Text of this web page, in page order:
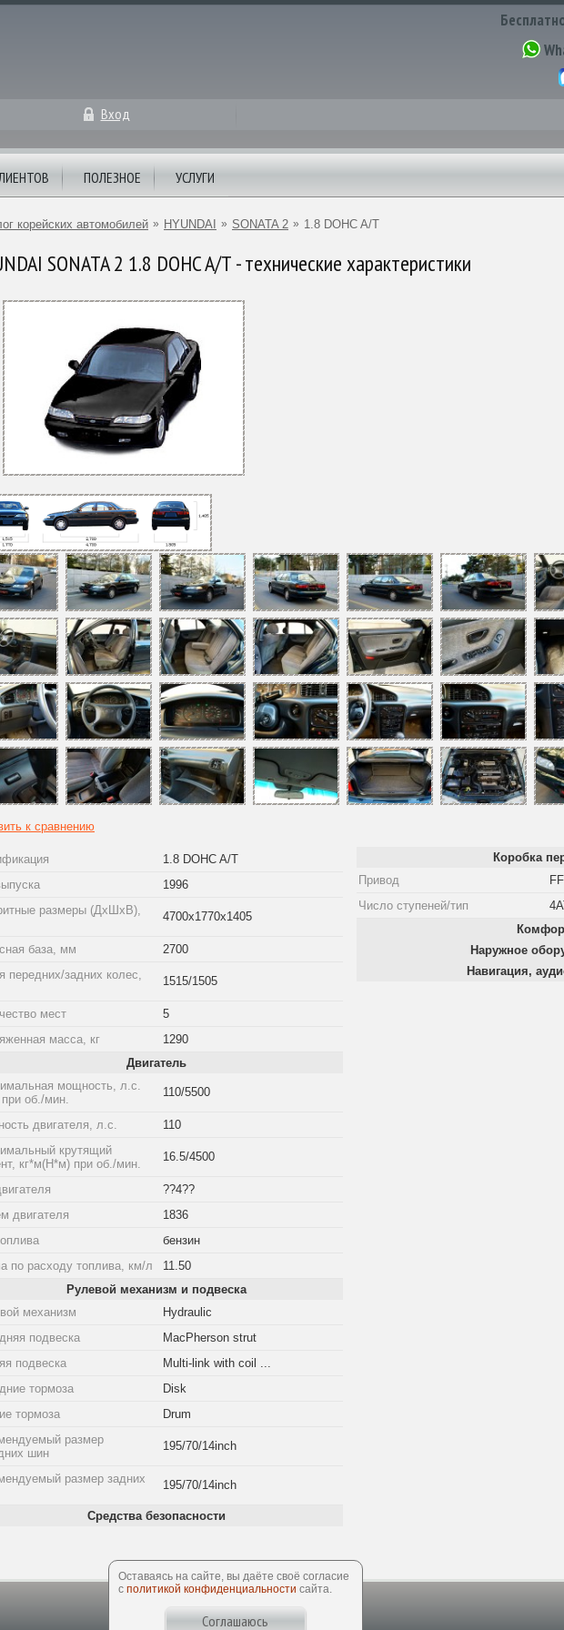
Вход
ПОЛЕЗНОЕ УСЛУГИ
корейских автомобилей » HYUNDAI » SONATA 2 » 1.8 DOHC A/T
SONATA 2 1.8 DOHC A/T - технические характеристики
к сравнению
1.8 DOHC A/T
1996
размеры (ДхШхВ),
4700x1770x1405
база, мм
2700
передних/задних колес,
1515/1505
мест
5
масса, кг
1290
Двигатель
мощность, л.с.
при об./мин.
110/5500
двигателя, л.с.
110
крутящий
кг*м(Н*м) при об./мин.
16.5/4500
??4??
двигателя
1836
бензин
по расходу топлива, км/л
11.50
Рулевой механизм и подвеска
механизм
Hydraulic
подвеска
MacPherson strut
подвеска
Multi-link with coil ...
тормоза
Disk
тормоза
Drum
размер
шин
195/70/14inch
размер задних
195/70/14inch
Средства безопасности
Коробка
Привод
FF
Число ступеней/тип
Наружное
Навигация,
Оставаясь на сайте, вы даёте своё согласие
с политикой конфиденциальности сайта.
Соглашаюсь